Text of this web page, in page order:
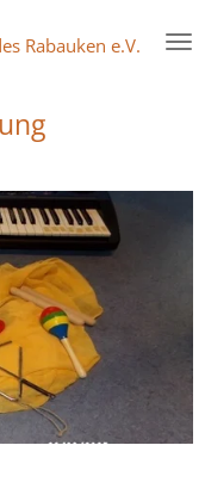
Rabauken e.V.